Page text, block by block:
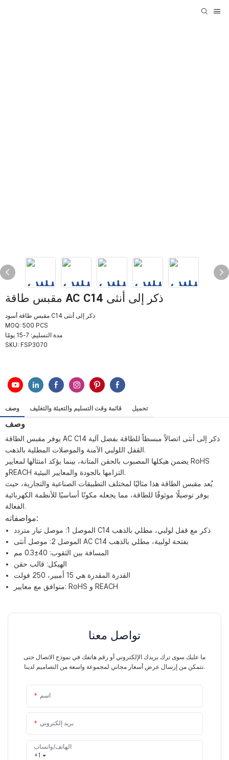
مقبس طاقة AC C14 ذكر إلى أنثى
مقبس طاقة أسود C14 ذكر إلى أنثى
MOQ: 500 PCS
مدة التسليم: 7-15 يومًا
SKU: FSP3070
وصف قائمة وقت التسليم والتعبئة والتغليف تحميل
وصف
يوفر مقبس الطاقة AC C14 ذكر إلى أنثى اتصالاً مبسطاً للطاقة بفضل آلية
القفل اللولبي الآمنة والموصلات المطلية بالذهب.
يضمن هيكلها المصبوب بالحقن المتانة، بينما يؤكد امتثالها لمعايير RoHS
وREACH التزامها بالجودة والمعايير البيئية.
يُعد مقبس الطاقة هذا مثاليًا لمختلف التطبيقات الصناعية والتجارية، حيث
يوفر توصيلًا موثوقًا للطاقة، مما يجعله مكونًا أساسيًا للأنظمة الكهربائية
الفعالة.
مواصفاته:
الموصل 1: موصل تيار متردد C14 ذكر مع قفل لولبي، مطلي بالذهب
الموصل 2: ​​موصل أنثى AC C14 بفتحة لولبية، مطلي بالذهب
المسافة بين الثقوب: 40±0.3 مم
الهيكل: قالب حقن
القدرة المقدرة هي 15 أمبير، 250 فولت
متوافق مع معايير: RoHS و REACH
تواصل معنا
ما عليك سوى ترك بريدك الإلكتروني أو رقم هاتفك في نموذج الاتصال حتى
نتمكن من إرسال عرض أسعار مجاني لمجموعة واسعة من التصاميم لدينا.
اسم
بريد إلكتروني
+1
الهاتف/واتساب